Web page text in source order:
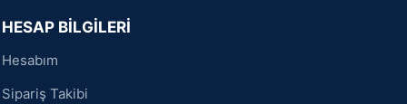
HESAP BİLGİLERİ
Hesabım
Sipariş Takibi